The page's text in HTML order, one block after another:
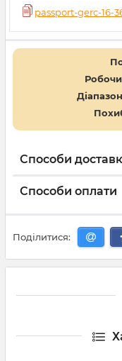
passport-gerc-16-
Діапазон
Способи
Способи оплати
Поділитися: